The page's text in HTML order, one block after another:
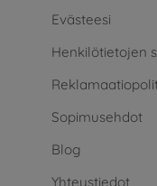
Evästeesi
Henkilötietojen
Sopimusehdot
Blog
Yhteystiedot